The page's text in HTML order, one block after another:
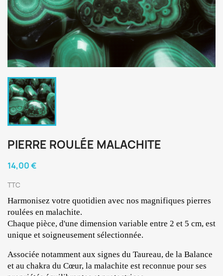
PIERRE ROULÉE MALACHITE
14,00 €
TTC
Harmonisez votre quotidien avec nos magnifiques pierres
roulées en malachite.
Chaque pièce, d'une dimension variable entre 2 et 5 cm, est
unique et soigneusement sélectionnée.
Associée notamment aux signes du Taureau, de la Balance
et au chakra du Cœur, la malachite est reconnue pour ses